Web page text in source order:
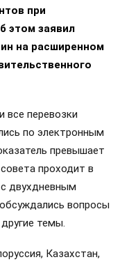
при
этом заявил
на расширенном
все перевозки
по электронным
превышает
проходит в
двухдневным
вопросы
темы.
Казахстан,